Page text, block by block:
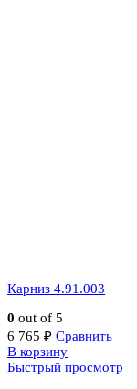
Карниз 4.91.003
0 out of 5
6 765 ₽ Сравнить
В корзину
Быстрый просмотр